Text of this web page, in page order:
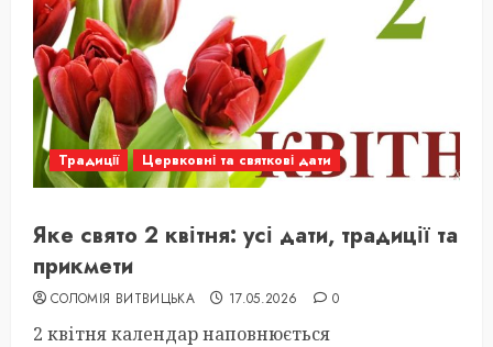
Традиції Цервковні та святкові дати
Яке свято 2 квітня: усі дати, традиції та
прикмети
СОЛОМІЯ ВИТВИЦЬКА 17.05.2026 0
2 квітня календар наповнюється